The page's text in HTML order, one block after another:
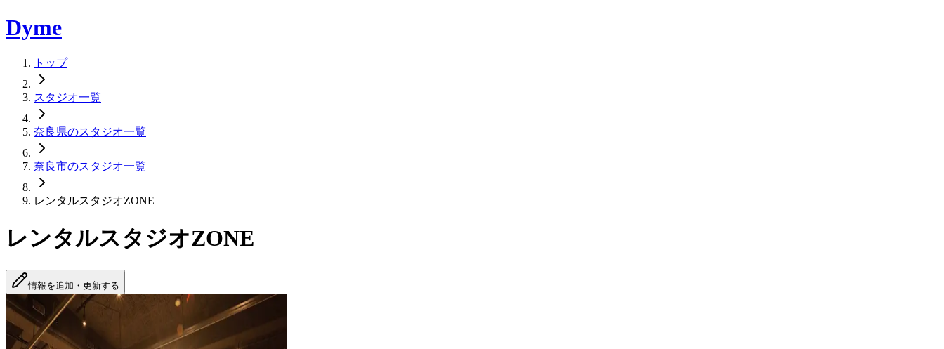
Dyme
トップ
スタジオ一覧
奈良県のスタジオ一覧
奈良市のスタジオ一覧
レンタルスタジオZONE
レンタルスタジオZONE
情報を追加・更新する